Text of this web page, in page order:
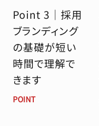
Point 3｜採用
ブランディング
の基礎が短い
時間で理解で
きます
POINT